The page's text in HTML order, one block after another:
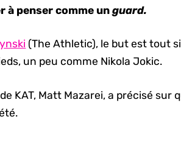
à penser comme unguard.
(The Athletic), le but est tout
un peu comme Nikola Jokic.
KAT, Matt Mazarei, a précisé sur